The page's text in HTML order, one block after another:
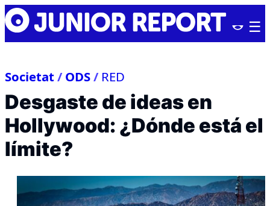
Skip
to
content
Junior
Report
Societat/ODS/ RED
Desgaste de ideas en
Hollywood: ¿Dónde está el
límite?